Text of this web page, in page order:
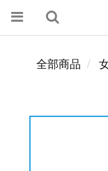
全部商品